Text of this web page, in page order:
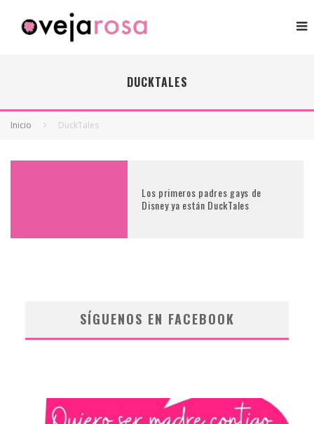
DUCKTALES
Inicio DuckTales
Los primeros padres gays de
Disney ya están DuckTales
SÍGUENOS EN FACEBOOK